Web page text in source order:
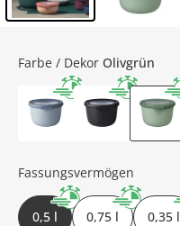
Farbe / Dekor Olivgrün
Fassungsvermögen
0,5 l 0,75 l 0,35 l